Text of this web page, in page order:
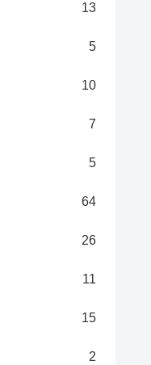
13
5
10
7
5
64
26
11
15
2